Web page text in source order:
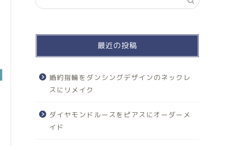
最近の投稿
婚約指輪をダンシングデザインのネックレ
スにリメイク
ダイヤモンドルースをピアスにオーダーメ
イド